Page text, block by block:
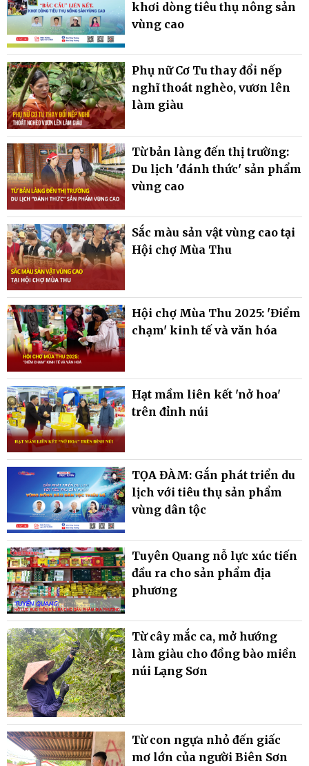
khơi dòng tiêu thụ nông sản
vùng cao
Phụ nữ Cơ Tu thay đổi nếp
nghĩ thoát nghèo, vươn lên
làm giàu
Từ bản làng đến thị trường:
Du lịch 'đánh thức' sản phẩm
vùng cao
Sắc màu sản vật vùng cao tại
Hội chợ Mùa Thu
Hội chợ Mùa Thu 2025: 'Điểm
chạm' kinh tế và văn hóa
Hạt mầm liên kết 'nở hoa'
trên đỉnh núi
TỌA ĐÀM: Gắn phát triển du
lịch với tiêu thụ sản phẩm
vùng dân tộc
Tuyên Quang nỗ lực xúc tiến
đầu ra cho sản phẩm địa
phương
Từ cây mắc ca, mở hướng
làm giàu cho đồng bào miền
núi Lạng Sơn
Từ con ngựa nhỏ đến giấc
mơ lớn của người Biên Sơn